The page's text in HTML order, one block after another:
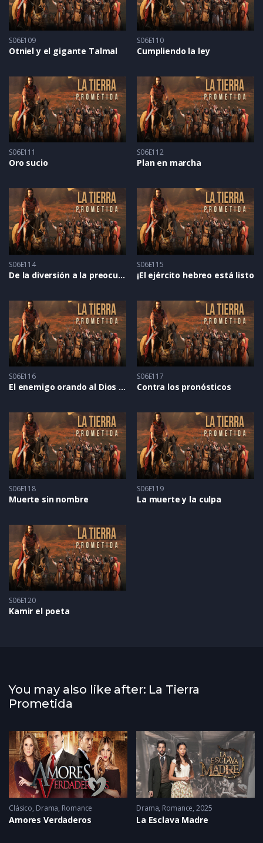
S06E109
Otniel y el gigante Talmal
S06E110
Cumpliendo la ley
S06E111
Oro sucio
S06E112
Plan en marcha
S06E114
De la diversión a la preocupación
S06E115
¡El ejército hebreo está listo
S06E116
El enemigo orando al Dios de los hebreos
S06E117
Contra los pronósticos
S06E118
Muerte sin nombre
S06E119
La muerte y la culpa
S06E120
Kamir el poeta
You may also like after: La Tierra
Prometida
Clásico, Drama, Romance
Amores Verdaderos
Drama, Romance 2025
La Esclava Madre